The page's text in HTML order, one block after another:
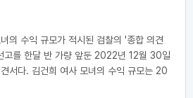
의 수익 규모가 적시된 검찰의 '종합 의견
고를 한달 반 가량 앞둔 2022년 12월 30일
서다. 김건희 여사 모녀의 수익 규모는 20